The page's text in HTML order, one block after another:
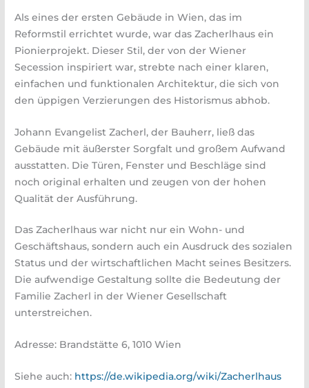
Als eines der ersten Gebäude in Wien, das im
Reformstil errichtet wurde, war das Zacherlhaus ein
Pionierprojekt. Dieser Stil, der von der Wiener
Secession inspiriert war, strebte nach einer klaren,
einfachen und funktionalen Architektur, die sich von
den üppigen Verzierungen des Historismus abhob.
Johann Evangelist Zacherl, der Bauherr, ließ das
Gebäude mit äußerster Sorgfalt und großem Aufwand
ausstatten. Die Türen, Fenster und Beschläge sind
noch original erhalten und zeugen von der hohen
Qualität der Ausführung.
Das Zacherlhaus war nicht nur ein Wohn- und
Geschäftshaus, sondern auch ein Ausdruck des sozialen
Status und der wirtschaftlichen Macht seines Besitzers.
Die aufwendige Gestaltung sollte die Bedeutung der
Familie Zacherl in der Wiener Gesellschaft
unterstreichen.
Adresse: Brandstätte 6, 1010 Wien
Siehe auch: https://de.wikipedia.org/wiki/Zacherlhaus